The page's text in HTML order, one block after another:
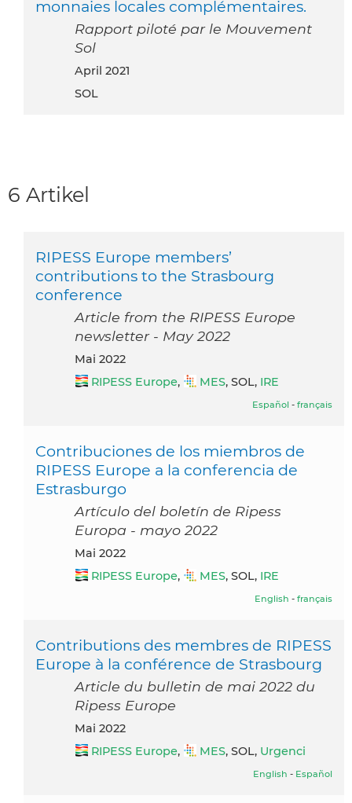
monnaies locales complémentaires.
Rapport piloté par le Mouvement
Sol
April 2021
SOL
6 Artikel
RIPESS Europe members’
contributions to the Strasbourg
conference
Article from the RIPESS Europe
newsletter - May 2022
Mai 2022
RIPESS Europe, MES, SOL, IRE
Español - français
Contribuciones de los miembros de
RIPESS Europe a la conferencia de
Estrasburgo
Artículo del boletín de Ripess
Europa - mayo 2022
Mai 2022
RIPESS Europe, MES, SOL, IRE
English - français
Contributions des membres de RIPESS
Europe à la conférence de Strasbourg
Article du bulletin de mai 2022 du
Ripess Europe
Mai 2022
RIPESS Europe, MES, SOL, Urgenci
English - Español